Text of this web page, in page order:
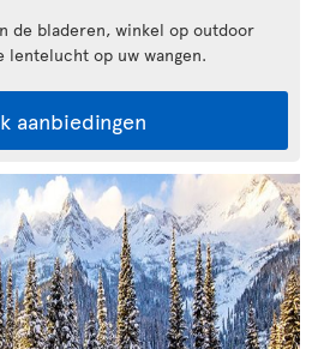
de bladeren, winkel op outdoor
lentelucht op uw wangen.
aanbiedingen